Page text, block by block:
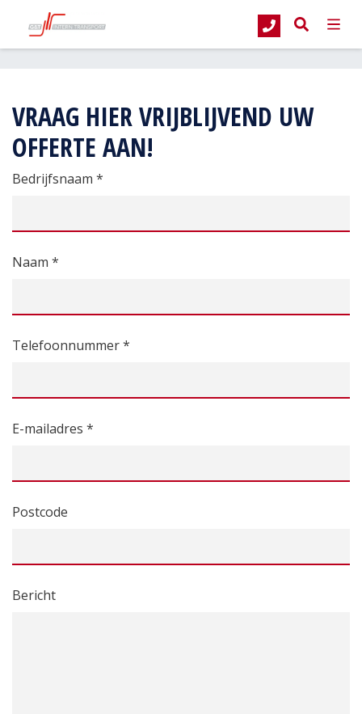
G&T Intern Transport
VRAAG HIER VRIJBLIJVEND UW
OFFERTE AAN!
Bedrijfsnaam *
Naam *
Telefoonnummer *
E-mailadres *
Postcode
Bericht